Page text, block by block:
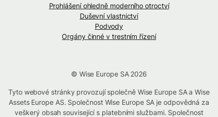
Prohlášení ohledně moderního otroctví
Duševní vlastnictví
Podvody
Orgány činné v trestním řízení
© Wise Europe SA 2026
Tyto webové stránky provozují společně Wise Europe SA a Wise
Assets Europe AS. Společnost Wise Europe SA je odpovědná za
veškerý obsah související s platebními službami. Společnost